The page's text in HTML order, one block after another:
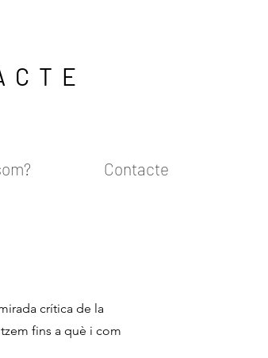
Contacte
crítica de la
fins a què i com